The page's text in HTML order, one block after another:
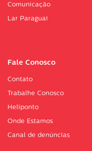
Comunicação
Lar Paraguai
Fale Conosco
Contato
Trabalhe Conosco
Heliponto
Onde Estamos
Canal de denúncias